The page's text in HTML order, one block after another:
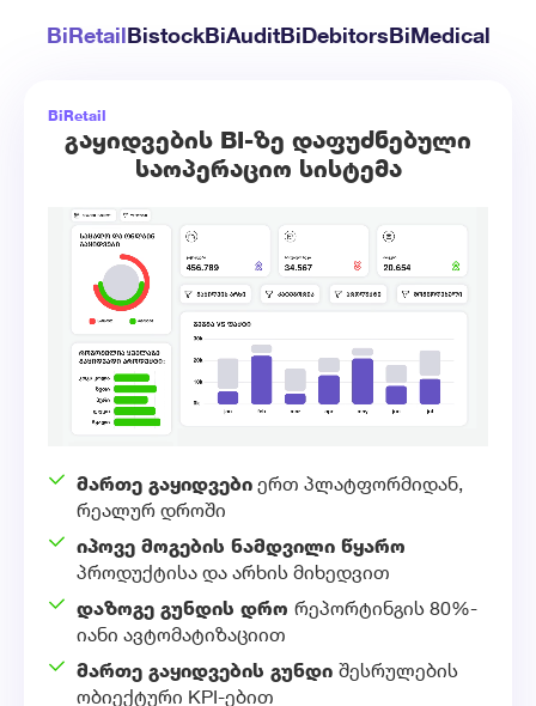
BiRetailBistockBiAuditBiDebitorsBiMedical
BiRetail
გაყიდვების BI-ზე დაფუძნებული
საოპერაციო სისტემა
მართე გაყიდვები ერთ პლატფორმიდან,
რეალურ დროში
იპოვე მოგების ნამდვილი წყარო
პროდუქტისა და არხის მიხედვით
დაზოგე გუნდის დრო რეპორტინგის 80%-
იანი ავტომატიზაციით
მართე გაყიდვების გუნდი შესრულების
ობიექტური KPI-ებით